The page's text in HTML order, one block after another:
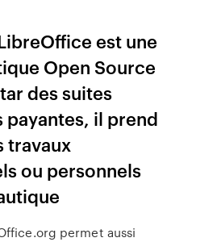
est une
Open Source
des suites
payantes, il prend
travaux
ou personnels
permet aussi